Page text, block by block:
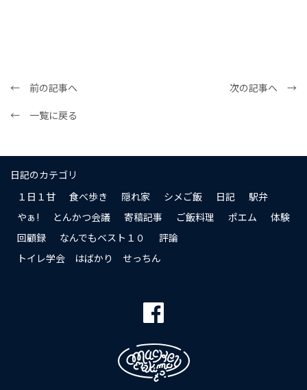
← 前の記事へ
次の記事へ →
← 一覧に戻る
日記のカテゴリ
１日１甘
食べ歩き 隠れ家 シメご飯 日記
駅弁
やぁ!
とんかつ会議 寄稿記事 ご飯料理 ポエム
体験
回顧録
なんでもベスト１０
評論
トイレ学会 はばかり せっちん